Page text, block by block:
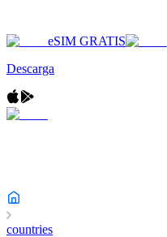
eSIM GRATIS
Descarga
countries